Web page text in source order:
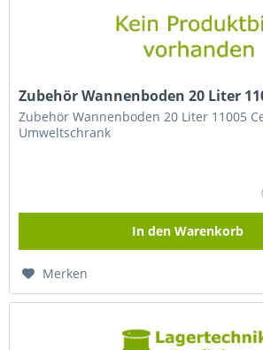
Zubehör Wannenboden 20 Liter
Zubehör Wannenboden 20 Liter 11005
Umweltschrank
In den Warenkorb
Merken